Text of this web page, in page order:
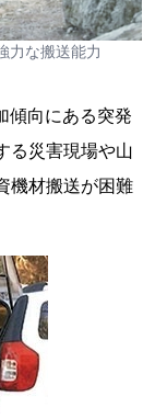
力な搬送能力
傾向にある突発
る災害現場や山
機材搬送が困難